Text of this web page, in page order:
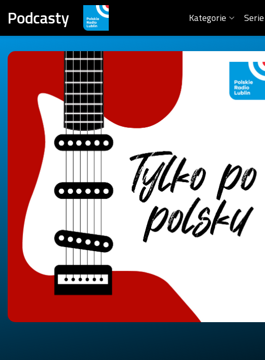
Podcasty Kategorie Serie